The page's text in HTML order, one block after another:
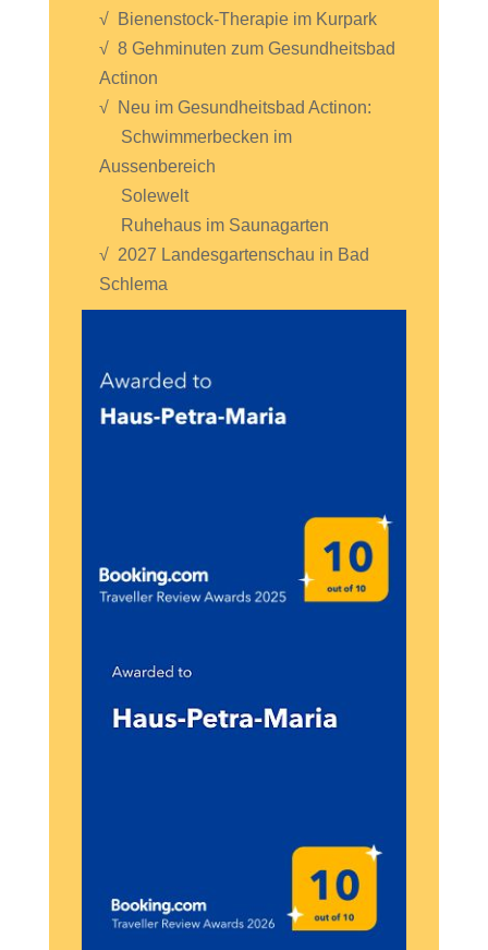
√ Bienenstock-Therapie im Kurpark
√ 8 Gehminuten zum Gesundheitsbad
Actinon
√ Neu im Gesundheitsbad Actinon:
Schwimmerbecken im
Aussenbereich
Solewelt
Ruhehaus im Saunagarten
√ 2027 Landesgartenschau in Bad
Schlema